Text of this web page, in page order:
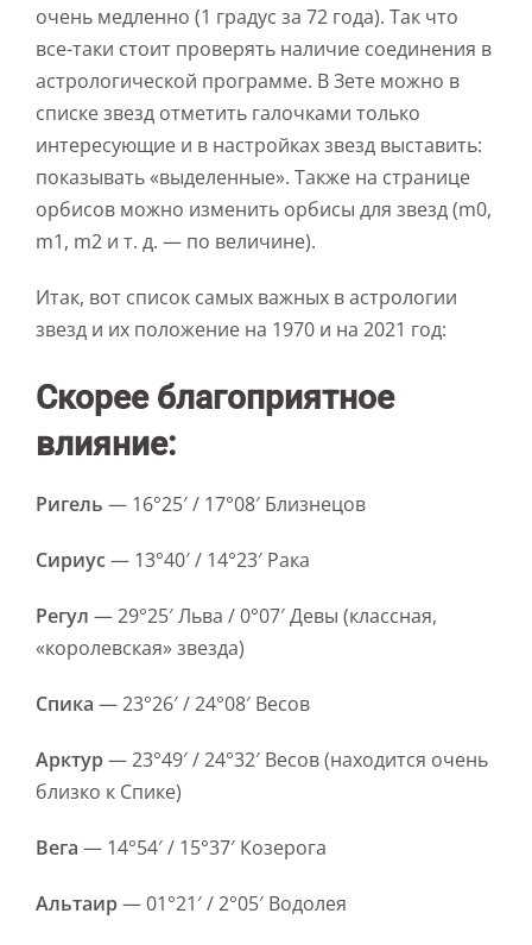
очень медленно (1 градус за 72 года). Так что
все-таки стоит проверять наличие соединения в
астрологической программе. В Зете можно в
списке звезд отметить галочками только
интересующие и в настройках звезд выставить:
показывать «выделенные». Также на странице
орбисов можно изменить орбисы для звезд (m0,
m1, m2 и т. д. — по величине).
Итак, вот список самых важных в астрологии
звезд и их положение на 1970 и на 2021 год:
Скорее благоприятное
влияние:
Ригель — 16°25′ / 17°08′ Близнецов
Сириус— 13°40′ / 14°23′ Рака
Регул — 29°25′ Льва / 0°07′ Девы (классная,
«королевская» звезда)
Спика — 23°26′ / 24°08′ Весов
Арктур— 23°49′ / 24°32′ Весов (находится очень
близко к Спике)
Вега — 14°54′ / 15°37′ Козерога
Альтаир— 01°21′ / 2°05′ Водолея